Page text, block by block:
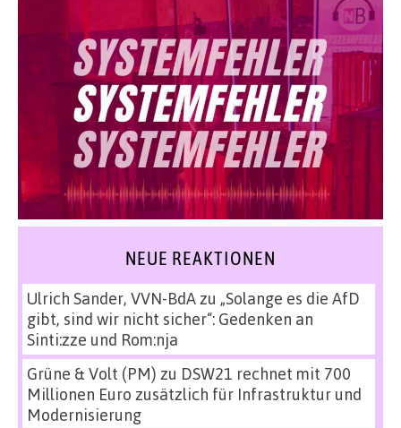
NEUE REAKTIONEN
Ulrich Sander, VVN-BdAzu „Solange es die AfD
gibt, sind wir nicht sicher“: Gedenken an
Sinti:zze und Rom:nja
Grüne & Volt (PM) zu DSW21 rechnet mit 700
Millionen Euro zusätzlich für Infrastruktur und
Modernisierung